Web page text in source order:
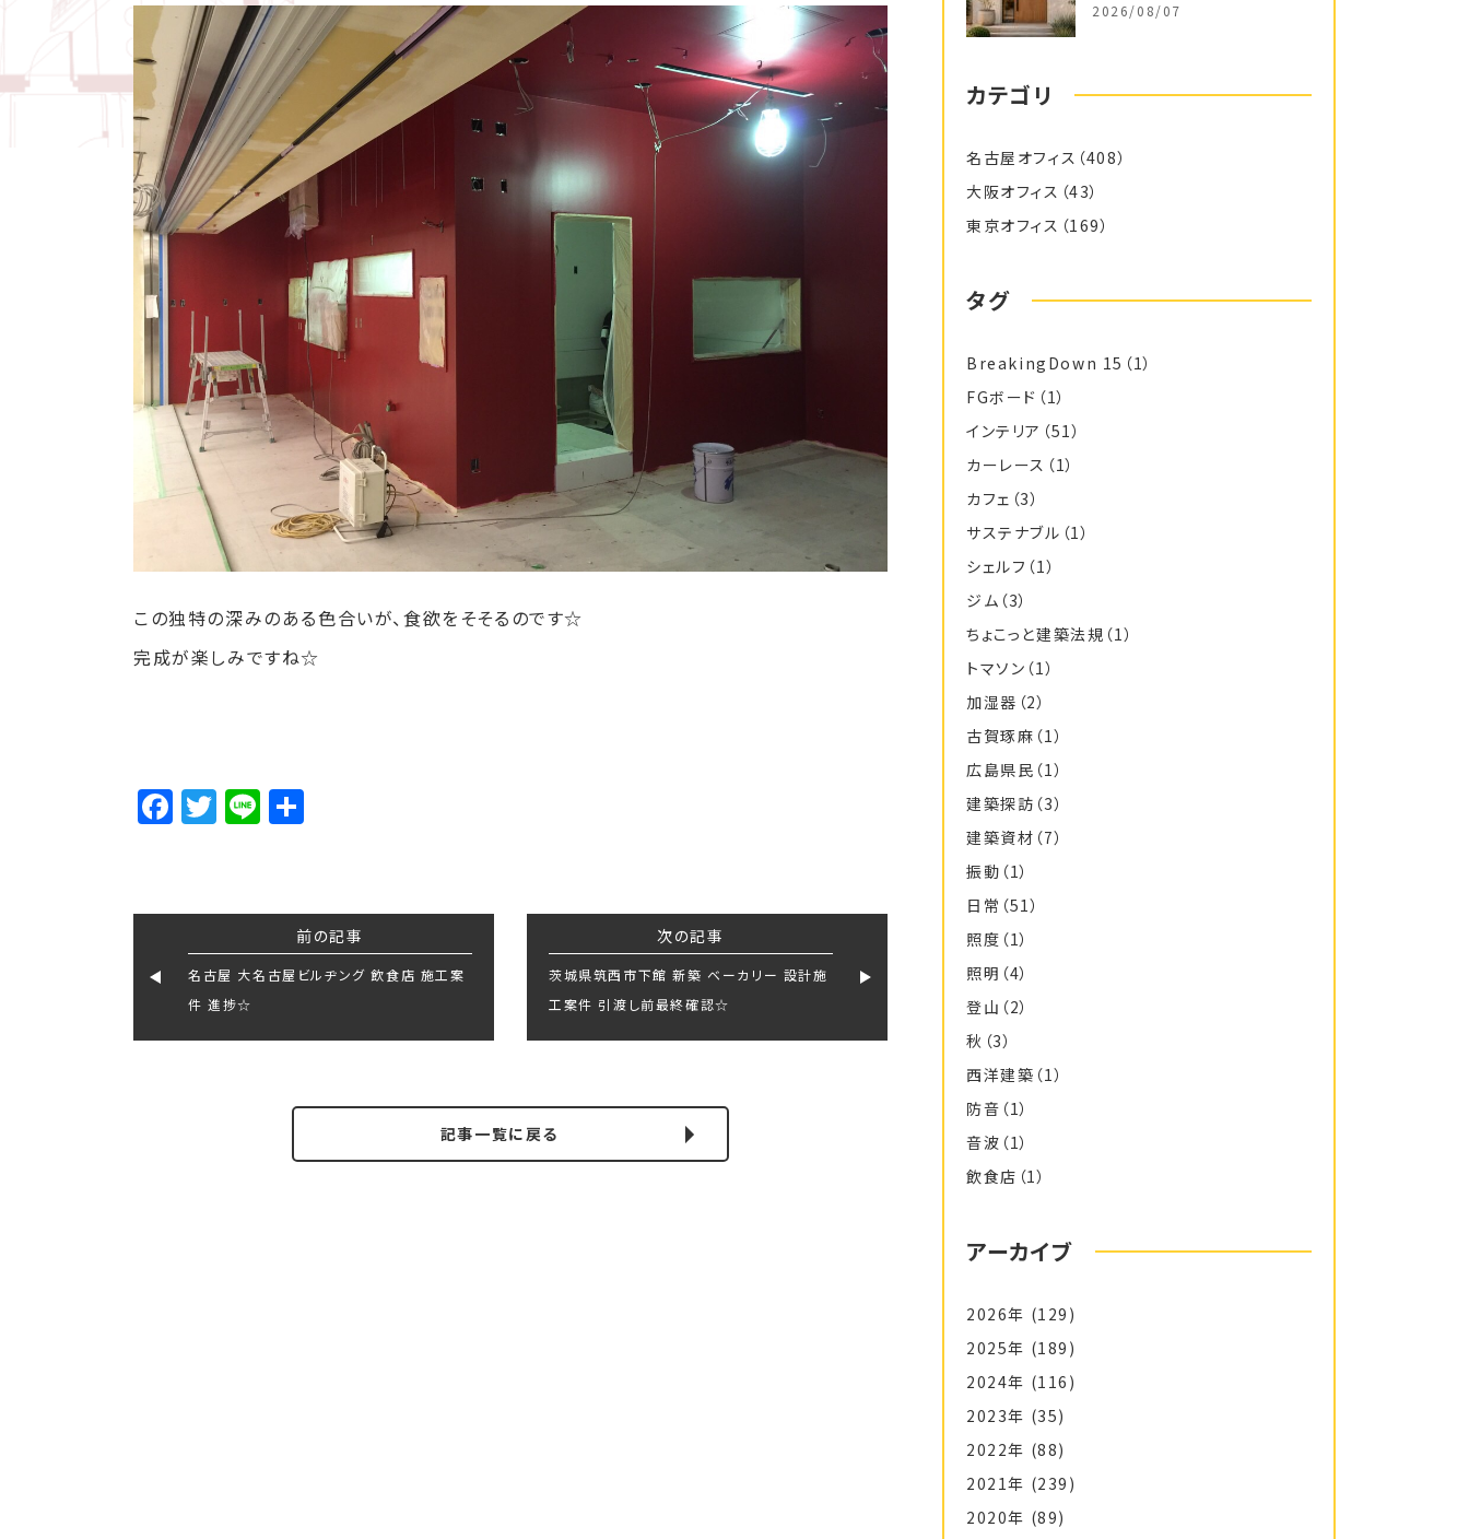
この独特の深みのある色合いが、食欲をそそるのです☆
完成が楽しみですね☆
Facebook
Twitter
Line
前の記事
名古屋 大名古屋ビルヂング 飲食店 施工案
件 進捗☆
次の記事
茨城県筑西市下館 新築 ベーカリー 設計施
工案件 引渡し前最終確認☆
記事一覧に戻る
2026/08/07
カテゴリ
名古屋オフィス （408）
大阪オフィス （43）
東京オフィス （169）
タグ
BreakingDown 15 （1）
FGボード （1）
インテリア （51）
カーレース （1）
カフェ （3）
サステナブル （1）
シェルフ （1）
ジム （3）
ちょこっと建築法規 （1）
トマソン （1）
加湿器 （2）
古賀琢麻 （1）
広島県民 （1）
建築探訪 （3）
建築資材 （7）
振動 （1）
日常 （51）
照度 （1）
照明 （4）
登山 （2）
秋 （3）
西洋建築 （1）
防音 （1）
音波 （1）
飲食店 （1）
アーカイブ
2026年 (129)
2025年 (189)
2024年 (116)
2023年 (35)
2022年 (88)
2021年 (239)
2020年 (89)